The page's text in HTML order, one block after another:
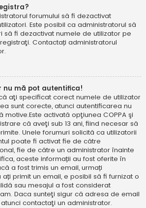
forumului să fi dezactivat
Este posibil ca administratorul să
să fi dezactivat numele de utilizator pe
Contactați administratorul
nu mă pot autentifica!
aţi specificat corect numele de utilizator
sunt corecte, atunci autentificarea nu
activată opţiunea COPPA şi
că aveţi sub 13 ani, fiind necesar să
Unele forumuri solicită ca utilizatorii
poate fi activat fie de către
fie de către un administrator înainte
aceste informații au fost oferite în
a fost trimis un email, urmați
ați primit un email, e posibil să fi furnizat o
sau mesajul a fost considerat
Daca sunteţi sigur că adresa de email
contactaţi un administrator.